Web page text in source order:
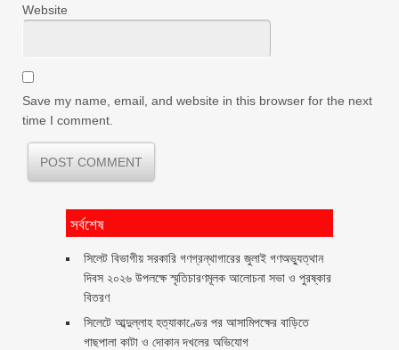
Website
Save my name, email, and website in this browser for the next
time I comment.
সর্বশেষ
সিলেট বিভাগীয় সরকারি গণগ্রন্থাগারের জুলাই গণঅভ্যুত্থান
দিবস ২০২৬ উপলক্ষে স্মৃতিচারণমূলক আলোচনা সভা ও পুরষ্কার
বিতরণ ‎ ‎
সিলেটে আব্দুল্লাহ হত্যাকাণ্ডের পর আসামিপক্ষের বাড়িতে
গাছপালা কাটা ও দোকান দখলের অভিযোগ